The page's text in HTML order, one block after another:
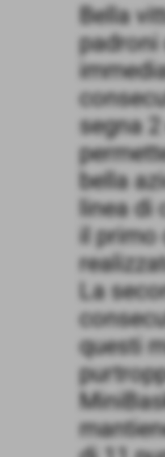
Bella
padroni
segna
bella
linea di
il primo
La
questi